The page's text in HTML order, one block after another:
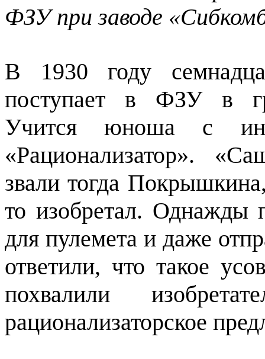
ФЗУ при заводе
В 1930 году
поступает в ФЗУ в
Учится юноша с
«Рационализатор».
звали тогда
то изобретал. Однажды
для пулемета и даже
ответили, что такое
похвалили
рационализаторское